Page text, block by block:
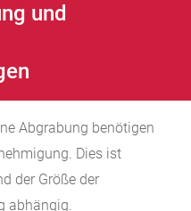
und
Abgrabung benötigen
Dies ist
der Größe der
abhängig.